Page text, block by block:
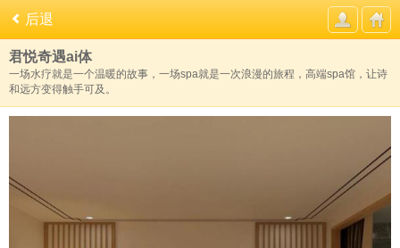
后退
君悦奇遇ai体
一场水疗就是一个温暖的故事，一场spa就是一次浪漫的旅程，高端spa馆，让诗
和远方变得触手可及。